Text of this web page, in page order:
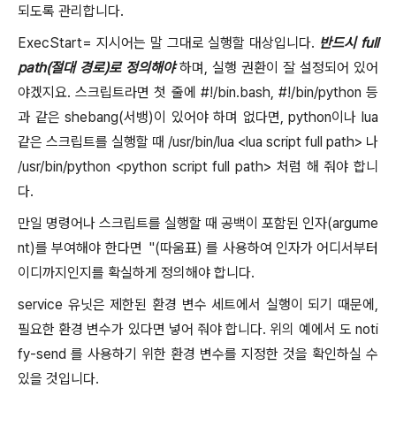
되도록 관리합니다.
ExecStart= 지시어는 말 그대로 실행할 대상입니다. 반드시 full
path(절대 경로)로 정의해야하며, 실행 권환이 잘 설정되어 있어
야겠지요. 스크립트라면 첫 줄에 #!/bin.bash, #!/bin/python 등
과 같은 shebang(서뱅)이 있어야 하며 없다면, python이나 lua
같은 스크립트를 실행할 때 /usr/bin/lua <lua script full path> 나
/usr/bin/python <python script full path> 처럼 해 줘야 합니
다.
만일 명령어나 스크립트를 실행할 때 공백이 포함된 인자(argume
nt)를 부여해야 한다면 "(따움표) 를 사용하여 인자가 어디서부터
이디까지인지를 확실하게 정의해야 합니다.
service 유닛은 제한된 환경 변수 세트에서 실행이 되기 때문에,
필요한 환경 변수가 있다면 넣어 줘야 합니다. 위의 예에서 도 noti
fy-send 를 사용하기 위한 환경 변수를 지정한 것을 확인하실 수
있을 것입니다.